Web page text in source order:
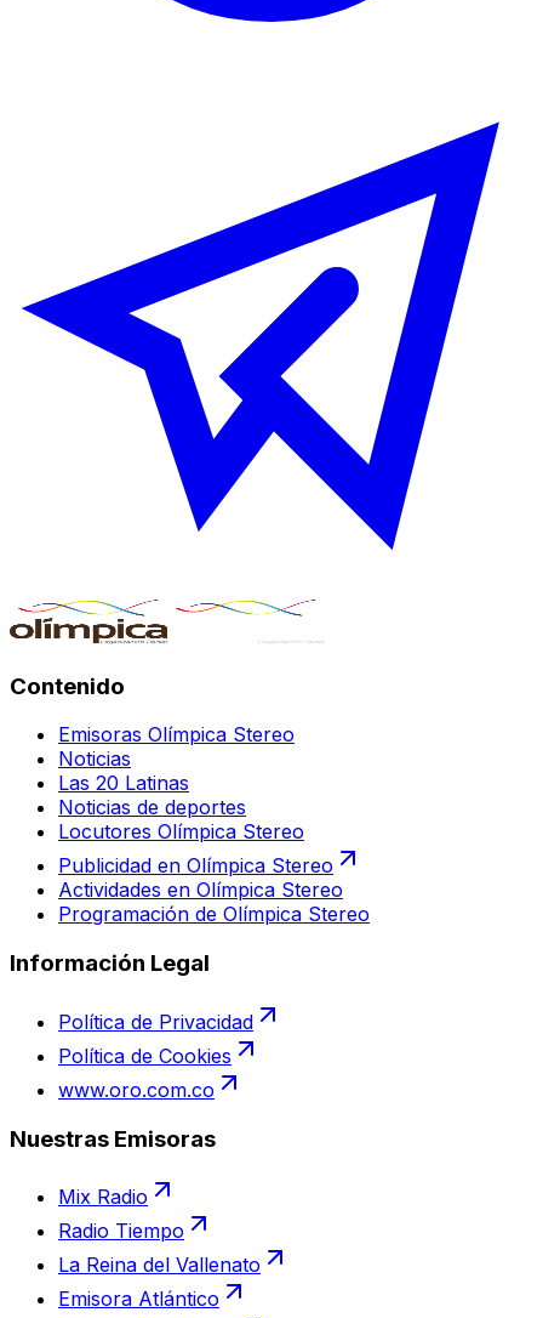
Contenido
Emisoras Olímpica Stereo
Noticias
Las 20 Latinas
Noticias de deportes
Locutores Olímpica Stereo
Publicidad en Olímpica Stereo
Actividades en Olímpica Stereo
Programación de Olímpica Stereo
Información Legal
Política de Privacidad
Política de Cookies
www.oro.com.co
Nuestras Emisoras
Mix Radio
Radio Tiempo
La Reina del Vallenato
Emisora Atlántico